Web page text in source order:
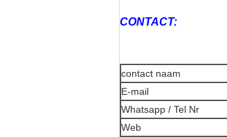
CONTACT:
contact naam
E-mail
Whatsapp / Tel Nr
Web